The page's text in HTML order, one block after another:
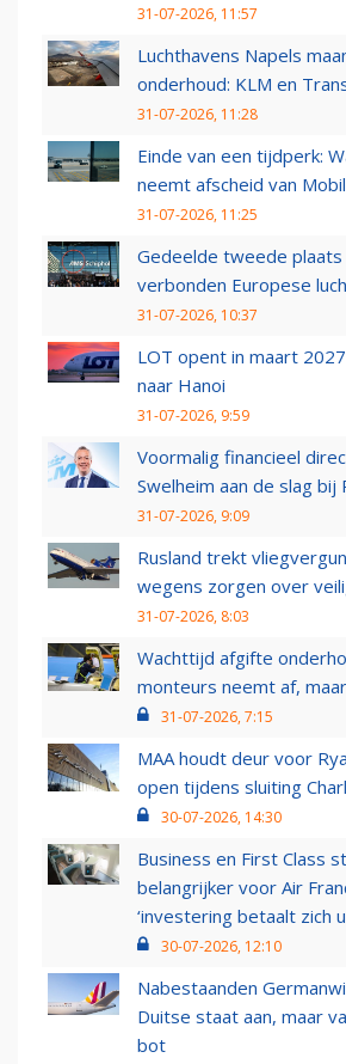
31-07-2026, 11:57
Luchthavens Napels
onderhoud: KLM en
31-07-2026, 11:28
Einde van een tijdperk:
neemt afscheid van
31-07-2026, 11:25
Gedeelde tweede plaats
verbonden Europese
31-07-2026, 10:37
LOT opent in maart
naar Hanoi
31-07-2026, 9:59
Voormalig financieel
Swelheim aan de slag bij
31-07-2026, 9:09
Rusland trekt
wegens zorgen over
31-07-2026, 8:03
Wachttijd afgifte
monteurs neemt af,
31-07-2026, 7:15
MAA houdt deur voor
open tijdens sluiting
30-07-2026, 14:30
Business en First Class
belangrijker voor Air
‘investering betaalt zich
30-07-2026, 12:10
Nabestaanden
Duitse staat aan, maar
bot